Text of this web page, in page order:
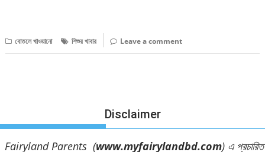
বোতলে খাওয়ানো শিশুর খাবার Leave a comment
Disclaimer
Fairyland Parents (www.myfairylandbd.com) এ প্রচারিত